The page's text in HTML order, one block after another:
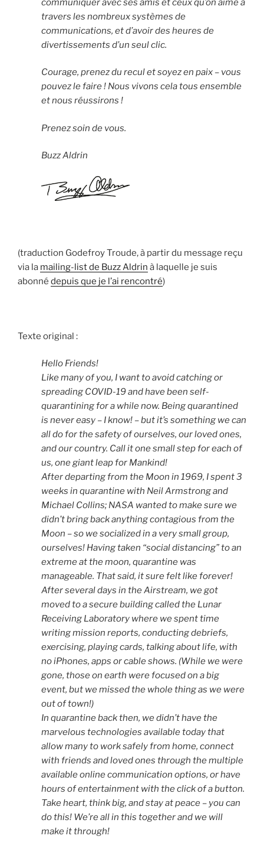
communiquer avec ses amis et ceux qu’on aime à
travers les nombreux systèmes de
communications, et d’avoir des heures de
divertissements d’un seul clic.
Courage, prenez du recul et soyez en paix – vous
pouvez le faire ! Nous vivons cela tous ensemble
et nous réussirons !
Prenez soin de vous.
Buzz Aldrin
(traduction Godefroy Troude, à partir du message reçu
via la mailing-list de Buzz Aldrin à laquelle je suis
abonné depuis que je l’ai rencontré)
Texte original :
Hello Friends!
Like many of you, I want to avoid catching or
spreading COVID-19 and have been self-
quarantining for a while now. Being quarantined
is never easy – I know! – but it’s something we can
all do for the safety of ourselves, our loved ones,
and our country. Call it one small step for each of
us, one giant leap for Mankind!
After departing from the Moon in 1969, I spent 3
weeks in quarantine with Neil Armstrong and
Michael Collins; NASA wanted to make sure we
didn’t bring back anything contagious from the
Moon – so we socialized in a very small group,
ourselves! Having taken “social distancing” to an
extreme at the moon, quarantine was
manageable. That said, it sure felt like forever!
After several days in the Airstream, we got
moved to a secure building called the Lunar
Receiving Laboratory where we spent time
writing mission reports, conducting debriefs,
exercising, playing cards, talking about life, with
no iPhones, apps or cable shows. (While we were
gone, those on earth were focused on a big
event, but we missed the whole thing as we were
out of town!)
In quarantine back then, we didn’t have the
marvelous technologies available today that
allow many to work safely from home, connect
with friends and loved ones through the multiple
available online communication options, or have
hours of entertainment with the click of a button.
Take heart, think big, and stay at peace – you can
do this! We’re all in this together and we will
make it through!